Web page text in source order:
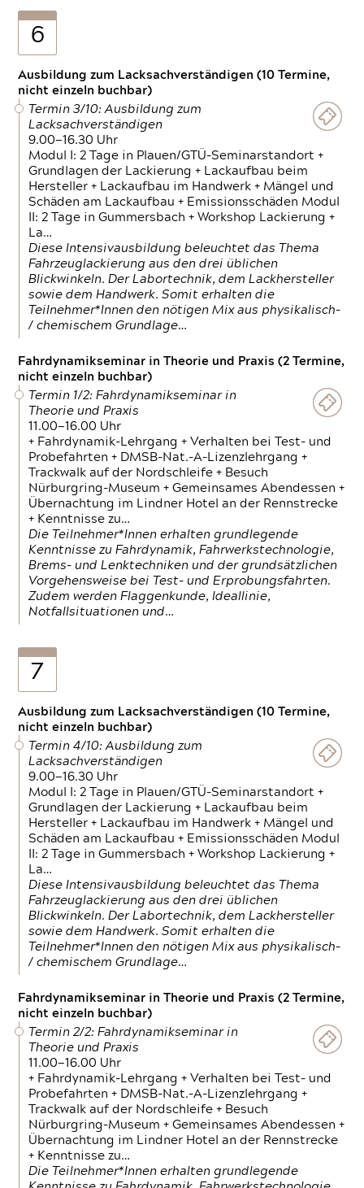
6
Ausbildung zum Lacksachverständigen (10 Termine,
nicht einzeln buchbar)
Termin 3/10: Ausbildung zum
Lacksachverständigen
9.00—16.30 Uhr
Modul I: 2 Tage in Plauen/GTÜ-Seminarstandort +
Grundlagen der Lackierung + Lackaufbau beim
Hersteller + Lackaufbau im Handwerk + Mängel und
Schäden am Lackaufbau + Emissionsschäden Modul
II: 2 Tage in Gummersbach + Workshop Lackierung +
La…
Diese Intensivausbildung beleuchtet das Thema
Fahrzeuglackierung aus den drei üblichen
Blickwinkeln. Der Labortechnik, dem Lackhersteller
sowie dem Handwerk. Somit erhalten die
Teilnehmer*Innen den nötigen Mix aus physikalisch-
/ chemischem Grundlage…
Fahrdynamikseminar in Theorie und Praxis (2 Termine,
nicht einzeln buchbar)
Termin 1/2: Fahrdynamikseminar in
Theorie und Praxis
11.00—16.00 Uhr
+ Fahrdynamik-Lehrgang + Verhalten bei Test- und
Probefahrten + DMSB-Nat.-A-Lizenzlehrgang +
Trackwalk auf der Nordschleife + Besuch
Nürburgring-Museum + Gemeinsames Abendessen +
Übernachtung im Lindner Hotel an der Rennstrecke
+ Kenntnisse zu…
Die Teilnehmer*Innen erhalten grundlegende
Kenntnisse zu Fahrdynamik, Fahrwerkstechnologie,
Brems- und Lenktechniken und der grundsätzlichen
Vorgehensweise bei Test- und Erprobungsfahrten.
Zudem werden Flaggenkunde, Ideallinie,
Notfallsituationen und…
7
Ausbildung zum Lacksachverständigen (10 Termine,
nicht einzeln buchbar)
Termin 4/10: Ausbildung zum
Lacksachverständigen
9.00—16.30 Uhr
Modul I: 2 Tage in Plauen/GTÜ-Seminarstandort +
Grundlagen der Lackierung + Lackaufbau beim
Hersteller + Lackaufbau im Handwerk + Mängel und
Schäden am Lackaufbau + Emissionsschäden Modul
II: 2 Tage in Gummersbach + Workshop Lackierung +
La…
Diese Intensivausbildung beleuchtet das Thema
Fahrzeuglackierung aus den drei üblichen
Blickwinkeln. Der Labortechnik, dem Lackhersteller
sowie dem Handwerk. Somit erhalten die
Teilnehmer*Innen den nötigen Mix aus physikalisch-
/ chemischem Grundlage…
Fahrdynamikseminar in Theorie und Praxis (2 Termine,
nicht einzeln buchbar)
Termin 2/2: Fahrdynamikseminar in
Theorie und Praxis
11.00—16.00 Uhr
+ Fahrdynamik-Lehrgang + Verhalten bei Test- und
Probefahrten + DMSB-Nat.-A-Lizenzlehrgang +
Trackwalk auf der Nordschleife + Besuch
Nürburgring-Museum + Gemeinsames Abendessen +
Übernachtung im Lindner Hotel an der Rennstrecke
+ Kenntnisse zu…
Die Teilnehmer*Innen erhalten grundlegende